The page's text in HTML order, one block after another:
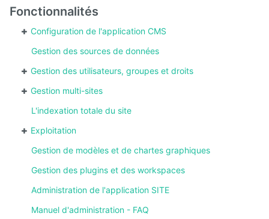
Fonctionnalités
Configuration de l'application CMS
Gestion des sources de données
Gestion des utilisateurs, groupes et droits
Gestion multi-sites
L'indexation totale du site
Exploitation
Gestion de modèles et de chartes graphiques
Gestion des plugins et des workspaces
Administration de l'application SITE
Manuel d'administration - FAQ